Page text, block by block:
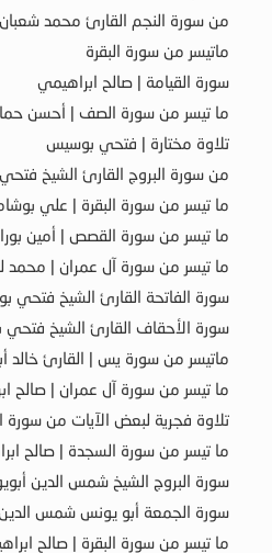
من سورة النجم القارئ محمد
ماتيسر من سورة البقرة
سورة القيامة | صالح ابراهيمي
ما تيسر من سورة الصف | أحسن
تلاوة مختارة | فتحي بوسيس
من سورة البروج القارئ الشيخ
ما تيسر من سورة البقرة | علي
ما تيسر من سورة القصص | أمين
ما تيسر من سورة آل عمران |
سورة الفاتحة القارئ الشيخ فتحي
سورة الأحقاف القارئ الشيخ
ماتيسر من سورة يس | القارئ خالد
ما تيسر من سورة آل عمران | صالح
تلاوة فجرية لبعض الآيات من سورة
ما تيسر من سورة السجدة | صالح
سورة البروج الشيخ شمس الدين
سورة الجمعة أبو يونس شمس الدين
ما تيسر من سورة البقرة | صالح